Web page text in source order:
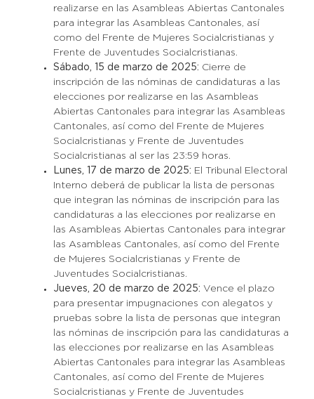
realizarse en las Asambleas Abiertas Cantonales
para integrar las Asambleas Cantonales, así
como del Frente de Mujeres Socialcristianas y
Frente de Juventudes Socialcristianas.
Sábado, 15 de marzo de 2025: Cierre de
inscripción de las nóminas de candidaturas a las
elecciones por realizarse en las Asambleas
Abiertas Cantonales para integrar las Asambleas
Cantonales, así como del Frente de Mujeres
Socialcristianas y Frente de Juventudes
Socialcristianas al ser las 23:59 horas.
Lunes, 17 de marzo de 2025: El Tribunal Electoral
Interno deberá de publicar la lista de personas
que integran las nóminas de inscripción para las
candidaturas a las elecciones por realizarse en
las Asambleas Abiertas Cantonales para integrar
las Asambleas Cantonales, así como del Frente
de Mujeres Socialcristianas y Frente de
Juventudes Socialcristianas.
Jueves, 20 de marzo de 2025: Vence el plazo
para presentar impugnaciones con alegatos y
pruebas sobre la lista de personas que integran
las nóminas de inscripción para las candidaturas a
las elecciones por realizarse en las Asambleas
Abiertas Cantonales para integrar las Asambleas
Cantonales, así como del Frente de Mujeres
Socialcristianas y Frente de Juventudes